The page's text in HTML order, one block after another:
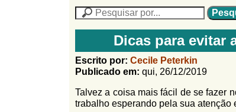
f
i
n
h
o
N
L
o
M
n
u
F
r
m
u
e
u
i
a
n
Dicas para evitar
Escrito por: Cecile Peterkin
Publicado em: qui, 26/12/2019
Talvez a coisa mais fácil de se fazer
trabalho esperando pela sua atenção